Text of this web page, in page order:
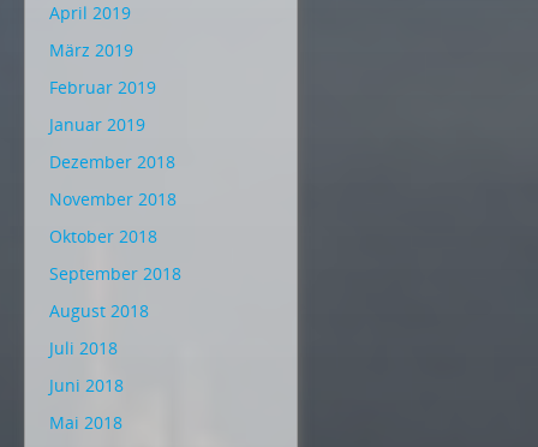
April 2019
März 2019
Februar 2019
Januar 2019
Dezember 2018
November 2018
Oktober 2018
September 2018
August 2018
Juli 2018
Juni 2018
Mai 2018